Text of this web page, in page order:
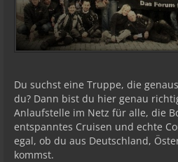
Du suchst eine Truppe, die
du? Dann bist du hier genau
Anlaufstelle im Netz für alle, die
entspanntes Cruisen und echte
egal, ob du aus Deutschland,
kommst.